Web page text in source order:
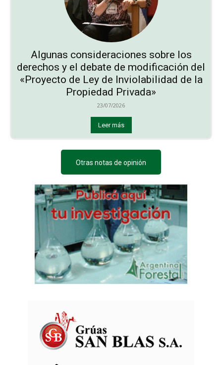
Algunas consideraciones sobre los
derechos y el debate de modificación del
«Proyecto de Ley de Inviolabilidad de la
Propiedad Privada»
23/07/2026
Leer más
Otras notas de opinión